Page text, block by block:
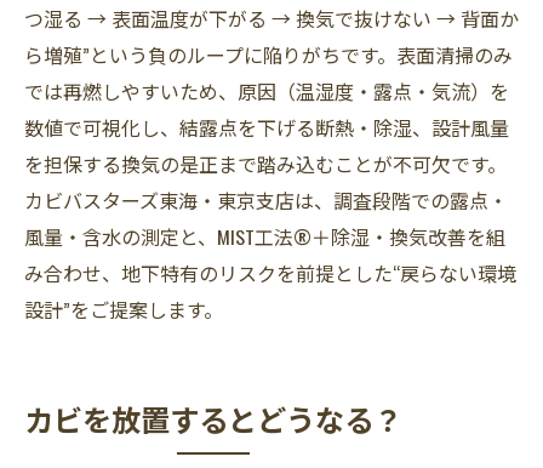
つ湿る → 表面温度が下がる → 換気で抜けない → 背面か
ら増殖”という負のループに陥りがちです。表面清掃のみ
では再燃しやすいため、原因（温湿度・露点・気流）を
数値で可視化し、結露点を下げる断熱・除湿、設計風量
を担保する換気の是正まで踏み込むことが不可欠です。
カビバスターズ東海・東京支店は、調査段階での露点・
風量・含水の測定と、MIST工法®＋除湿・換気改善を組
み合わせ、地下特有のリスクを前提とした“戻らない環境
設計”をご提案します。
カビを放置するとどうなる？